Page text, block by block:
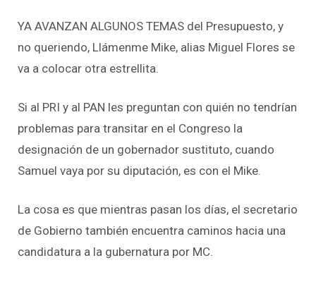
YA AVANZAN ALGUNOS TEMAS del Presupuesto, y
no queriendo, Llámenme Mike, alias Miguel Flores se
va a colocar otra estrellita.
Si al PRI y al PAN les preguntan con quién no tendrían
problemas para transitar en el Congreso la
designación de un gobernador sustituto, cuando
Samuel vaya por su diputación, es con el Mike.
La cosa es que mientras pasan los días, el secretario
de Gobierno también encuentra caminos hacia una
candidatura a la gubernatura por MC.